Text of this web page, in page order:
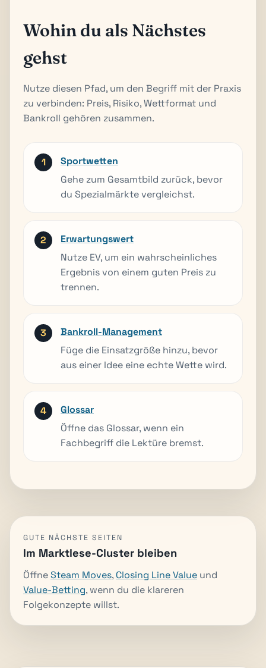
Wohin du als Nächstes
gehst
Nutze diesen Pfad, um den Begriff mit der Praxis
zu verbinden: Preis, Risiko, Wettformat und
Bankroll gehören zusammen.
Sportwetten
Gehe zum Gesamtbild zurück, bevor
du Spezialmärkte vergleichst.
Erwartungswert
Nutze EV, um ein wahrscheinliches
Ergebnis von einem guten Preis zu
trennen.
Bankroll-Management
Füge die Einsatzgröße hinzu, bevor
aus einer Idee eine echte Wette wird.
Glossar
Öffne das Glossar, wenn ein
Fachbegriff die Lektüre bremst.
GUTE NÄCHSTE SEITEN
Im Marktlese-Cluster bleiben
ÖffneSteam Moves, Closing Line Value und
Value-Betting, wenn du die klareren
Folgekonzepte willst.